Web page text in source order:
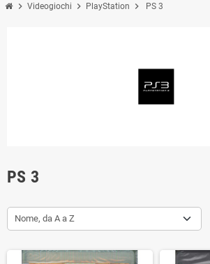
chevron_right Videogiochi chevron_right PlayStation chevron_right PS 3
PS 3
Nome, da A a Z